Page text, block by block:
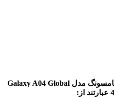
مشخصات فنی گوشی موبایل سامسونگ مدل Galaxy A04 Global